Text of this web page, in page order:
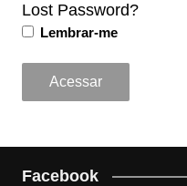
Lost Password?
Lembrar-me
Facebook